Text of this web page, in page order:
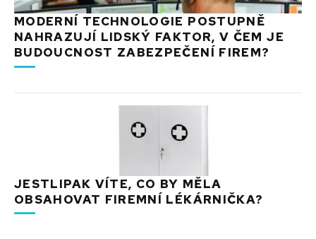
MODERNÍ TECHNOLOGIE POSTUPNĚ
NAHRAZUJÍ LIDSKÝ FAKTOR, V ČEM JE
BUDOUCNOST ZABEZPEČENÍ FIREM?
JESTLIPAK VÍTE, CO BY MĚLA
OBSAHOVAT FIREMNÍ LÉKÁRNIČKA?